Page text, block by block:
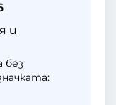
и
без